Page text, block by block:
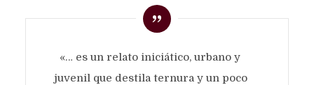
«… es un relato iniciático, urbano y
juvenil que destila ternura y un poco